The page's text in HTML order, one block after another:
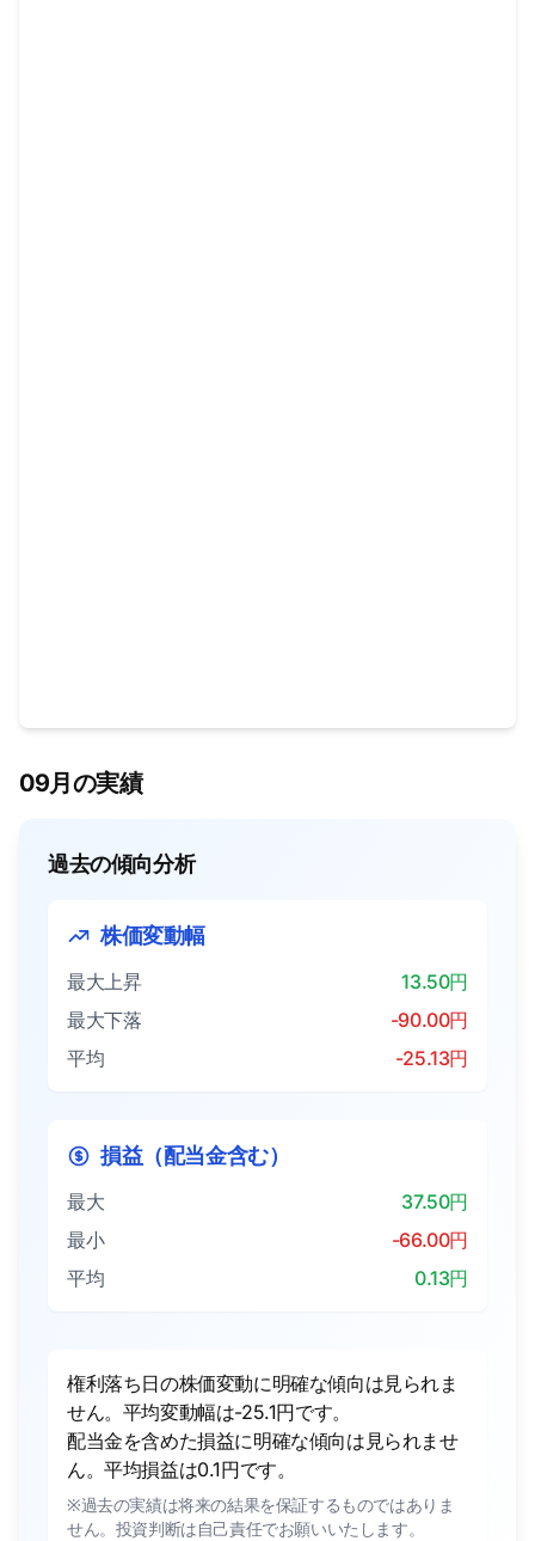
09月の実績
過去の傾向分析
株価変動幅
最大上昇
13.50円
最大下落
-90.00円
平均
-25.13円
損益（配当金含む）
最大
37.50円
最小
-66.00円
平均
0.13円
権利落ち日の株価変動に明確な傾向は見られま
せん。平均変動幅は-25.1円です。
配当金を含めた損益に明確な傾向は見られませ
ん。平均損益は0.1円です。
※過去の実績は将来の結果を保証するものではありま
せん。投資判断は自己責任でお願いいたします。